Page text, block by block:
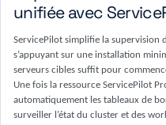
unifiée avec
ServicePilot simplifie la supervision
s’appuyant sur une installation
serveurs cibles suffit pour
Une fois la ressource ServicePilot
automatiquement les tableaux de
surveiller l’état du cluster et des